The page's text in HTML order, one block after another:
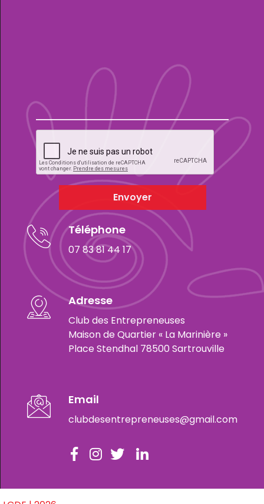
Envoyer
Téléphone
07 83 81 44 17
Adresse
Club des Entrepreneuses
Maison de Quartier « La Marinière »
Place Stendhal 78500 Sartrouville
Email
clubdesentrepreneuses@gmail.com